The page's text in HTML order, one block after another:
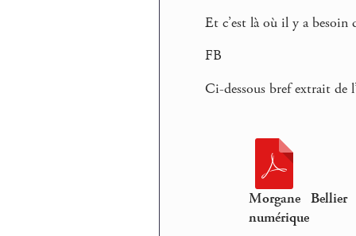
Et c’est là où il y a besoin
FB
Ci-dessous bref extrait
Morgane Bellier
numérique